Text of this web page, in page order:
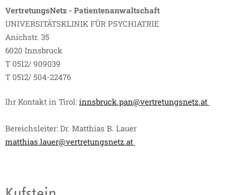
VertretungsNetz - Patientenanwaltschaft
UNIVERSITÄTSKLINIK FÜR PSYCHIATRIE
Anichstr. 35
6020 Innsbruck
T 0512/ 909039
T 0512/ 504-22476
Ihr Kontakt in Tirol: innsbruck.pan@vertretungsnetz.at
Bereichsleiter: Dr. Matthias B. Lauer
matthias.lauer@vertretungsnetz.at